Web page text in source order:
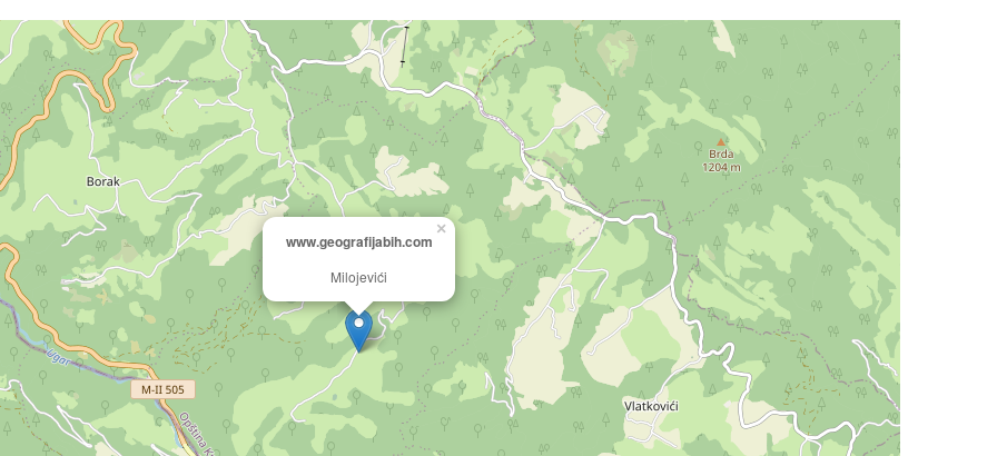
www.geografijabih.com
Milojevići
×